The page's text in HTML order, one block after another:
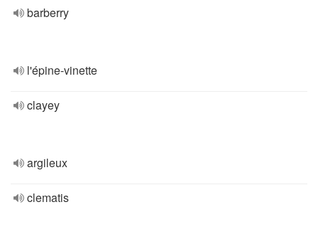
barberry
l'épine-vinette
clayey
argileux
clematis